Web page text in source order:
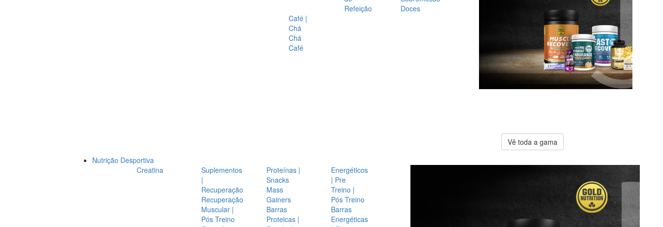
Refeição
Doces
Café |
Chá
Chá
Café
Vê toda a gama
Nutrição Desportiva
Creatina
Suplementos
|
Recuperação
Recuperação
Muscular |
Pós Treino
Proteínas |
Snacks
Mass
Gainers
Barras
Proteicas |
Energéticos
| Pre
Treino |
Pós Treino
Barras
Energéticas